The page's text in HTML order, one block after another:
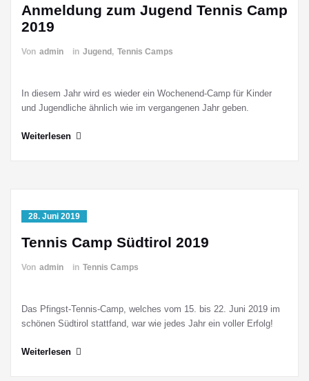
Anmeldung zum Jugend Tennis Camp
2019
Von admin in Jugend , Tennis Camps
In diesem Jahr wird es wieder ein Wochenend-Camp für Kinder
und Jugendliche ähnlich wie im vergangenen Jahr geben.
Weiterlesen
28. Juni 2019
Tennis Camp Südtirol 2019
Von admin in Tennis Camps
Das Pfingst-Tennis-Camp, welches vom 15. bis 22. Juni 2019 im
schönen Südtirol stattfand, war wie jedes Jahr ein voller Erfolg!
Weiterlesen